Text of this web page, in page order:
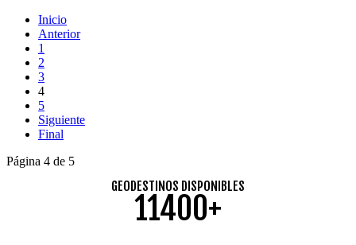
Inicio
Anterior
1
2
3
4
5
Siguiente
Final
Página 4 de 5
GEODESTINOS DISPONIBLES
11400+